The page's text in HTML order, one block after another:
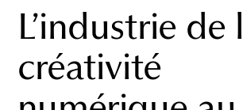
L’industrie de
créativité